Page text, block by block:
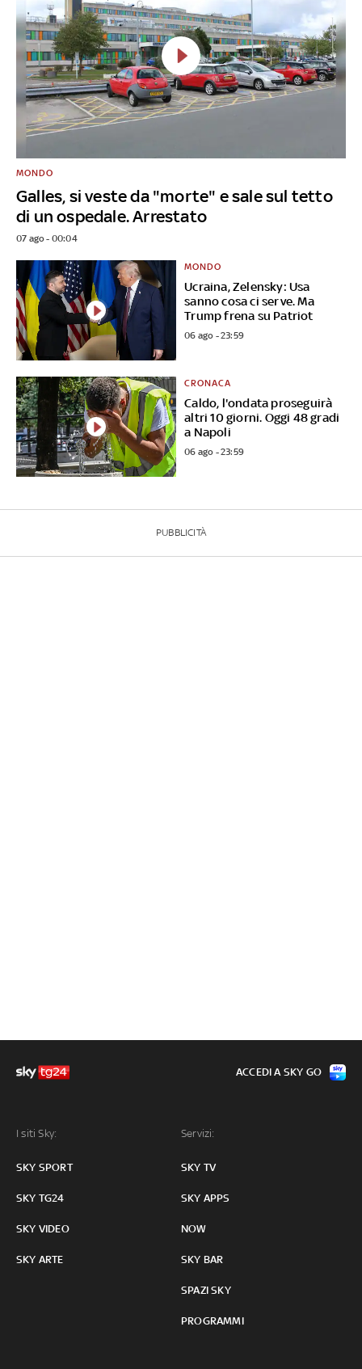
Galles, si veste da "morte" e sale sul tetto
di un ospedale. Arrestato
MONDO
07 ago - 00:04
Ucraina, Zelensky: Usa
sanno cosa ci serve. Ma
Trump frena su Patriot
MONDO
06 ago - 23:59
Caldo, l'ondata proseguirà
altri 10 giorni. Oggi 48 gradi
a Napoli
CRONACA
06 ago - 23:59
PUBBLICITÀ
I siti Sky:
SKY SPORT
SKY TG24
SKY VIDEO
SKY ARTE
Servizi:
SKY TV
SKY APPS
NOW
SKY BAR
SPAZI SKY
PROGRAMMI
ACCEDI A SKY GO